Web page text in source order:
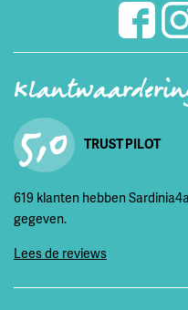
5,0 TRUST PILOT
619 klanten hebben
gegeven.
Lees de reviews